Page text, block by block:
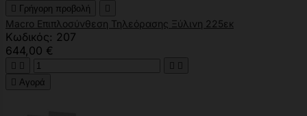
 Γρήγορη προβολή 
Macro Επιπλοσύνθεση Τηλεόρασης Ξύλινη 225εκ
Κωδικός: 207
644,00 €
   
 Αγορά